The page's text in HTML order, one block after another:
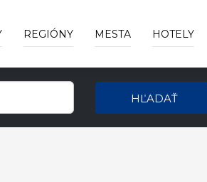
REGIÓNY MESTA HOTELY
HĽADAŤ